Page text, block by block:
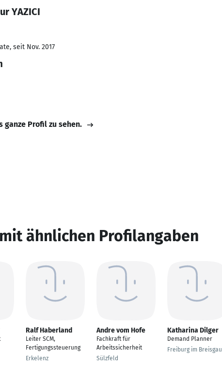
YAZICI
seit Nov. 2017
ganze Profil zu sehen.
ähnlichen Profilangaben
Ralf Haberland
Leiter SCM,
Fertigungssteuerung
Erkelenz
Andre vom Hofe
Fachkraft für
Arbeitssicherheit
Sülzfeld
Katharina Dilger
Demand Planner
Freiburg im Breisgau